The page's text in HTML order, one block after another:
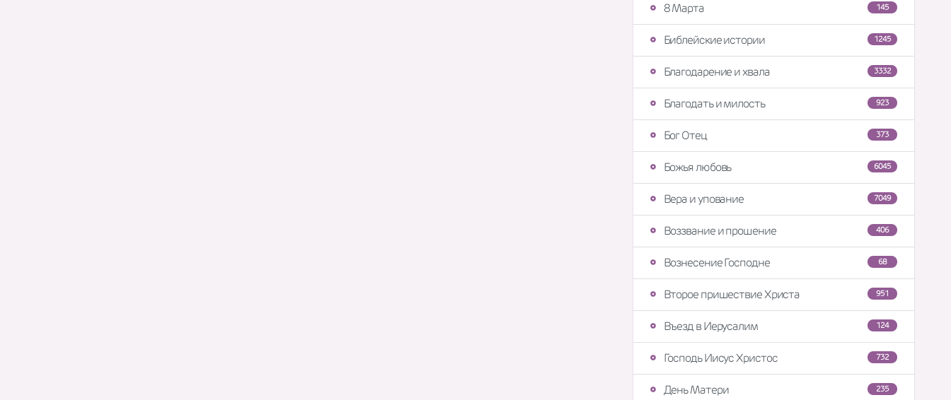
145
8 Марта
1245
Библейские истории
3332
Благодарение и хвала
923
Благодать и милость
373
Бог Отец
6045
Божья любовь
7049
Вера и упование
406
Воззвание и прошение
68
Вознесение Господне
951
Второе пришествие Христа
124
Въезд в Иерусалим
732
Господь Иисус Христос
235
День Матери